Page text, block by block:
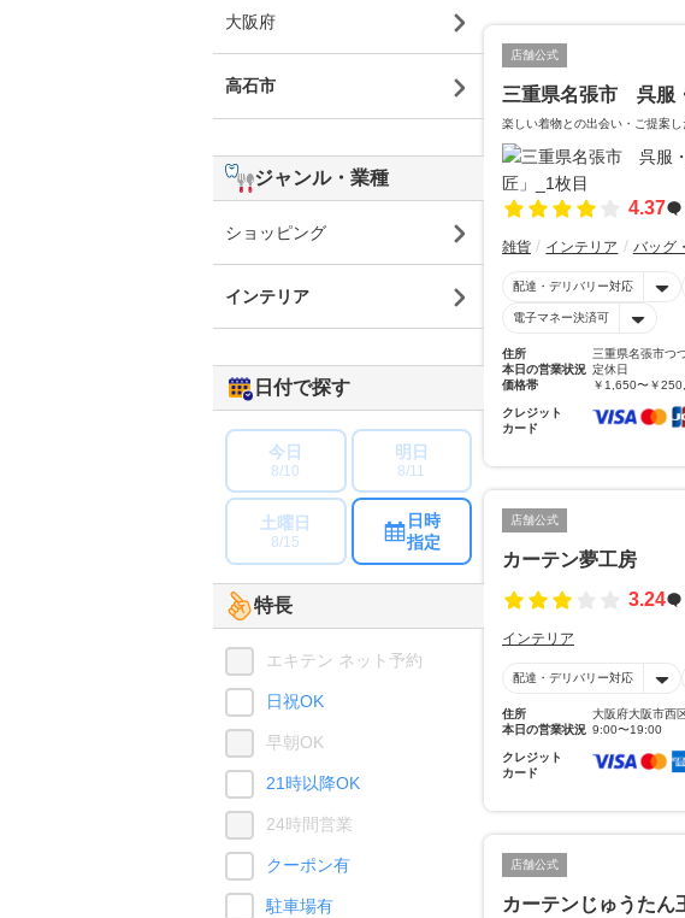
店舗公式
三重県名張市 呉服
楽しい着物との出会い・ご提案
4.37
雑貨 インテリア バッグ
配達・デリバリー対応
電子マネー決済可
住所
三重県名張市つ
本日の営業状況 定休日
価格帯
￥1,650〜￥
クレジット
カード
店舗公式
カーテン夢工房
3.24
インテリア
配達・デリバリー対応
住所
大阪府大阪市西
本日の営業状況 9:00〜19:00
クレジット
カード
店舗公式
カーテンじゅうたん
大阪府
高石市
ジャンル・業種
ショッピング
インテリア
日付で探す
今日
8/10
明日
8/11
土曜日
8/15
日時
指定
特長
エキテン ネット予約
日祝OK
早朝OK
21時以降OK
24時間営業
クーポン有
駐車場有